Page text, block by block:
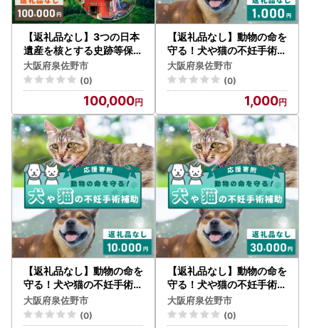
【返礼品なし】3つの日本
遺産を核とする史跡等保存
応援寄附（大阪府泉佐野市
）
大阪府泉佐野市
(0)
100,000
【返礼品なし】動物の命を
守る！犬や猫の不妊手術補
助 応援寄附（大阪府泉佐
野市）
大阪府泉佐野市
(0)
1,000
【返礼品なし】動物の命を
守る！犬や猫の不妊手術補
助 応援寄附（大阪府泉佐
野市）
大阪府泉佐野市
(0)
【返礼品なし】動物の命を
守る！犬や猫の不妊手術補
助 応援寄附（大阪府泉佐
野市）
大阪府泉佐野市
(0)